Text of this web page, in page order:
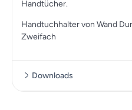
Handtücher.
Handtuchhalter von Wand
Zweifach
Downloads